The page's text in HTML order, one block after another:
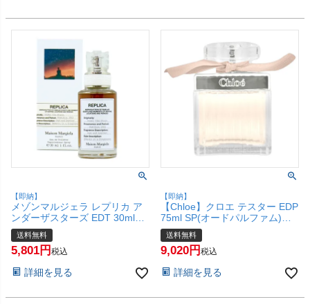
【即納】
メゾンマルジェラ レプリカ ア
ンダーザスターズ EDT 30ml
SP(オードトワレ)【香水】【宅
配便送料無料】(6067434)
送料無料
5,801 税込
詳細を見る
【即納】
【Chloe】クロエ テスター EDP
75ml SP(オードパルファム)
【香水】【未使用品】【宅配便
送料無料】(6064192)
送料無料
9,020 税込
詳細を見る